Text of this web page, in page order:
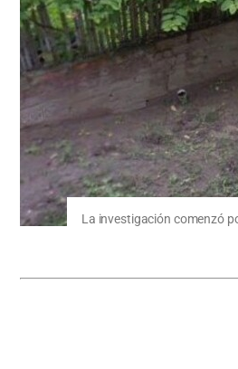
La investigación comenzó